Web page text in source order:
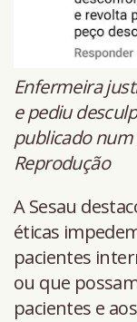
Enfermeira
e pediu
publicado
Reprodução
A Sesau
éticas
pacientes
ou que
pacientes e